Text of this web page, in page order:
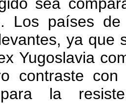
Los países
ya que
Yugoslavia
contraste
la